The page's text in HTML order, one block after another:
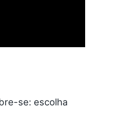
se: escolha